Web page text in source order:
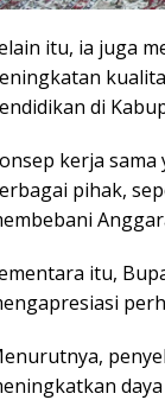
itu, ia juga
di
kerja
pihak,
itu,